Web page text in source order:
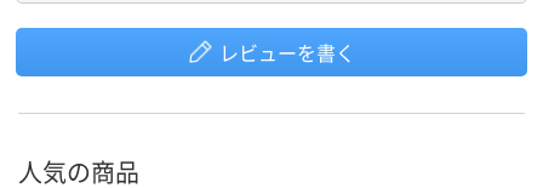
レビューを書く
人気の商品